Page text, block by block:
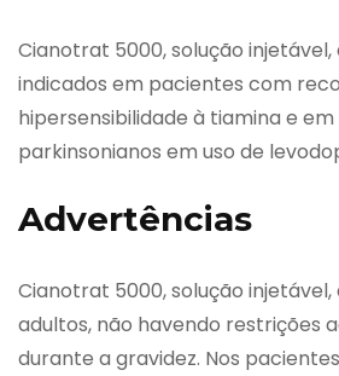
Cianotrat 5000, solução
indicados em pacientes com
hipersensibilidade à tiamina e
parkinsonianos em uso de
Advertências
Cianotrat 5000, solução injetável,
adultos, não havendo restrições
durante a gravidez. Nos